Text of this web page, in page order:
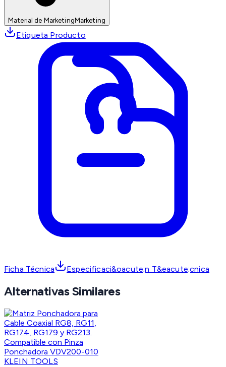
Material de MarketingMarketing
Etiqueta Producto
Ficha Técnica Especificaci&oacute;n T&eacute;cnica
Alternativas Similares
KLEIN TOOLS